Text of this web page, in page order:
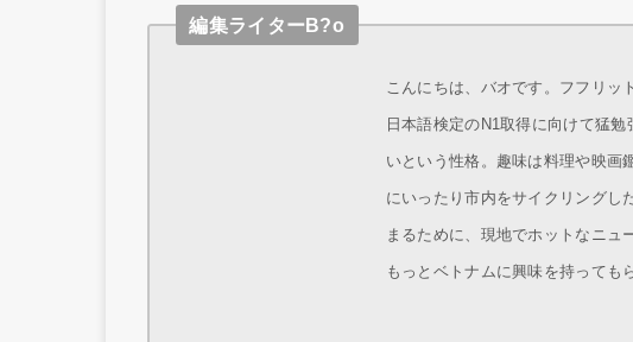
編集ライターB?o
こんにちは、バオです。フフリッ
日本語検定のN1取得に向けて猛
いという性格。趣味は料理や映画
にいったり市内をサイクリングし
まるために、現地でホットなニュ
もっとベトナムに興味を持っても